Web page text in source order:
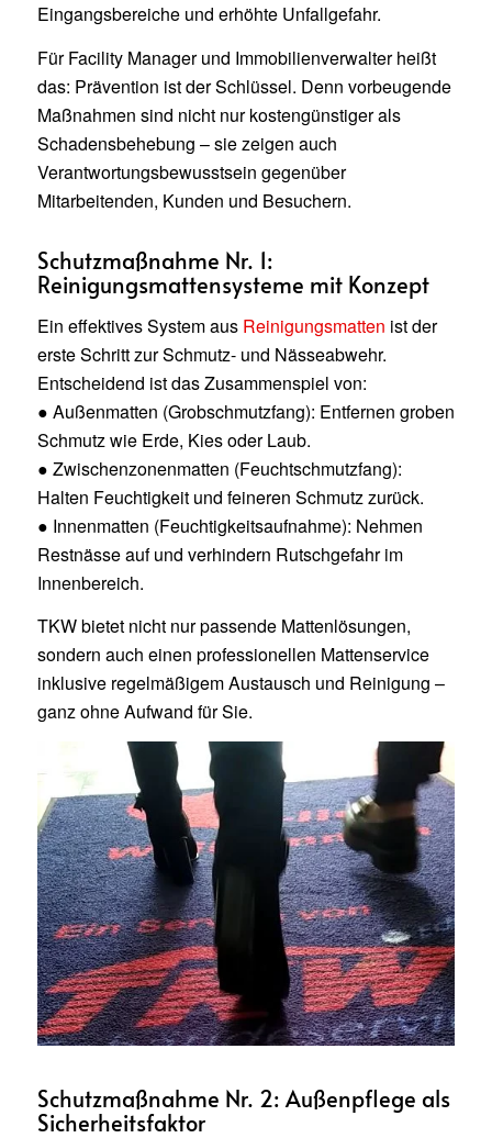
Eingangsbereiche und erhöhte Unfallgefahr.
Für Facility Manager und Immobilienverwalter heißt
das: Prävention ist der Schlüssel. Denn vorbeugende
Maßnahmen sind nicht nur kostengünstiger als
Schadensbehebung – sie zeigen auch
Verantwortungsbewusstsein gegenüber
Mitarbeitenden, Kunden und Besuchern.
Schutzmaßnahme Nr. 1:
Reinigungsmattensysteme mit Konzept
Ein effektives System aus Reinigungsmatten ist der
erste Schritt zur Schmutz- und Nässeabwehr.
Entscheidend ist das Zusammenspiel von:
● Außenmatten (Grobschmutzfang): Entfernen groben
Schmutz wie Erde, Kies oder Laub.
● Zwischenzonenmatten (Feuchtschmutzfang):
Halten Feuchtigkeit und feineren Schmutz zurück.
● Innenmatten (Feuchtigkeitsaufnahme): Nehmen
Restnässe auf und verhindern Rutschgefahr im
Innenbereich.
TKW bietet nicht nur passende Mattenlösungen,
sondern auch einen professionellen Mattenservice
inklusive regelmäßigem Austausch und Reinigung –
ganz ohne Aufwand für Sie.
Schutzmaßnahme Nr. 2: Außenpflege als
Sicherheitsfaktor